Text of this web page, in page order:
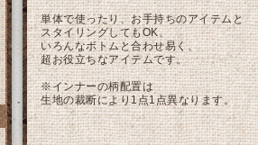
単体で使ったり、お手持ちのアイテムと
スタイリングしてもOK、
いろんなボトムと合わせ易く、
超お役立ちなアイテムです。
※インナーの柄配置は
生地の裁断により1点1点異なります。